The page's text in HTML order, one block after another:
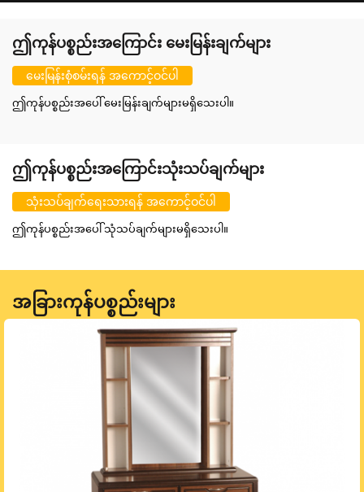
ဤကုန်ပစ္စည်းအကြောင်း မေးမြန်းချက်များ
မေးမြန်းစုံစမ်းရန် အကောင့်ဝင်ပါ
ဤကုန်ပစ္စည်းအပေါ် မေးမြန်းချက်များမရှိသေးပါ။
ဤကုန်ပစ္စည်းအကြောင်းသုံးသပ်ချက်များ
သုံးသပ်ချက်ရေးသားရန် အကောင့်ဝင်ပါ
ဤကုန်ပစ္စည်းအပေါ် သုံသပ်ချက်များမရှိသေးပါ။
အခြားကုန်ပစ္စည်းများ